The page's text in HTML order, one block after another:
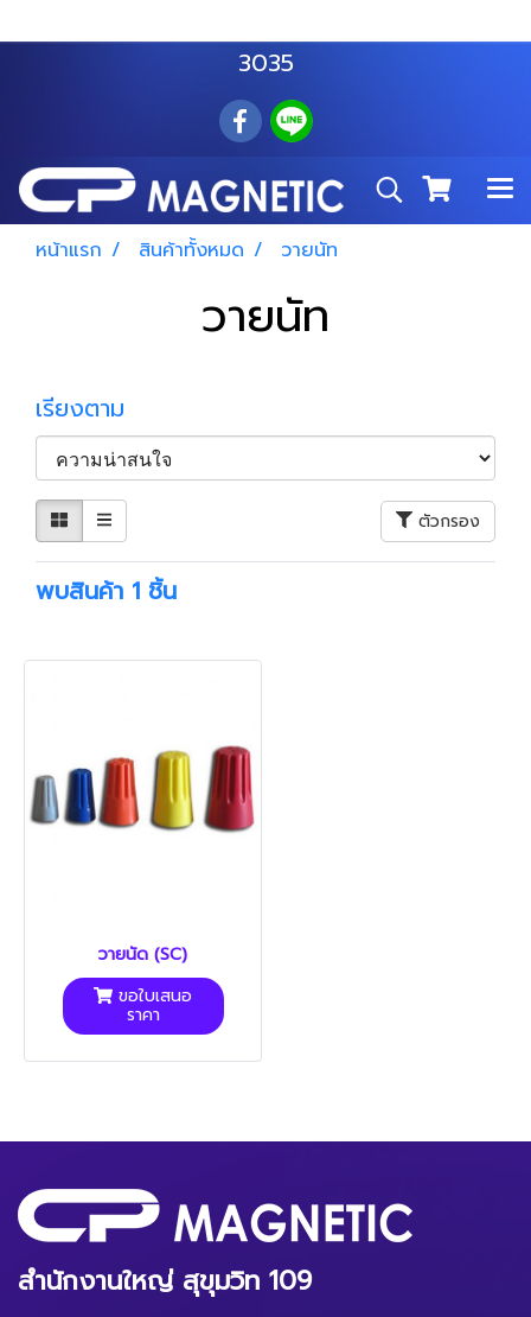
3035
หน้าแรก สินค้าทั้งหมด วายนัท
วายนัท
เรียงตาม
ตัวกรอง
พบสินค้า 1 ชิ้น
วายนัด (SC)
ขอใบเสนอ
ราคา
สำนักงานใหญ่ สุขุมวิท 109